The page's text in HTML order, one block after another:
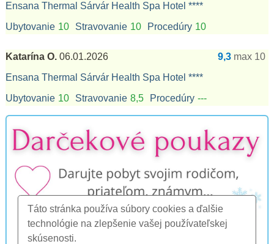
Táto stránka používa súbory cookies a ďalšie
technológie na zlepšenie vašej používateľskej
skúsenosti.
Ensana Thermal Sárvár Health Spa Hotel ****
Ubytovanie 10 Stravovanie 10 Procedúry 10
Katarína O. 06.01.2026 9,3 max 10
Ensana Thermal Sárvár Health Spa Hotel ****
Ubytovanie 10 Stravovanie 8,5 Procedúry ---